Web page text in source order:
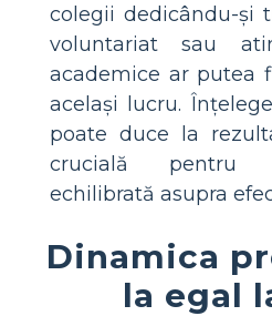
colegii dedicându-și
voluntariat sau
academice ar putea
același lucru.
poate duce la
crucială pentru
echilibrată asupra
Dinamica
la egal